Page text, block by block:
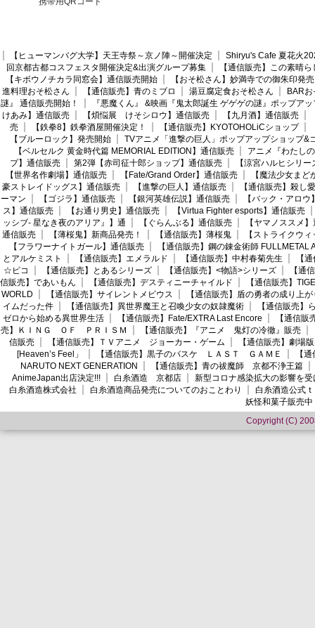
【ヒューマンバグ大学】天王寺祭～京ノ陣～開催決定
Shiryu's Cafe 夏花火
回京都古都コスフェスタ開催決定&出演グループ募集
【通信販売】この素晴
【キボウノチカラ同窓会】通信販売開始
【おそ松さん】妙満寺での御朱印発売
進料理おそ松さん
【通信販売】青のミブロ 湯豆腐定食おそ松さん
BAR
謎』 通信販売開始！
『悪魔くん』 &映画『鬼太郎誕生 ゲゲゲの謎』ポップア
けあみ】通信販売
【煩悩展 けそシロウ】通信販売 【九月酒】通信販売
売
【鉄拳8】鉄拳酒屋開催決定！ 【通信販売】KYOTOHOLiCショップ
【ブルーロック】発売開始
TVアニメ「進撃の巨人」ポップアップショップ&
【ベルセルク 黄金時代篇 MEMORIAL EDITION】通信販売
アニメ『わたし
プ】通信販売
第2弾【赤司征十郎ショップ】通信販売
【涼宮ハルヒシリ
【世界名作劇場】通信販売
【Fate/Grand Order】通信販売
【魔法少女ま
豪ストレイドッグス】通信販売
【進撃の巨人】通信販売
【通信販売】殺し愛
ーマン
【ゴジラ】通信販売 【銀河英雄伝説】通信販売
【バック・アロウ
ス】通信販売
【お通り男史】通信販売
【Virtua Fighter esports】通信販売
ッシブ- 星なき夜のアリア』】通
【ぐらんぶる】通信販売
【ヤマノススメ
通信販売
【薄桜鬼】新商品発売！ 【通信販売】薄桜鬼
【ストライクウ
【フラワーナイトガール】通信販売
【通信販売】鋼の錬金術師 FULLMETAL
とアルケミスト
【通信販売】エメラルド 【通信販売】中村春菊先生
【
☆ピコ
【通信販売】とあるシリーズ 【通信販売】<物語>シリーズ
【通
信販売】であいもん
【通信販売】デスティニーチャイルド
【通信販売】
WORLD
【通信販売】サイレントメビウス
【通信販売】盾の勇者の成り上が
イムだった件
【通信販売】異世界魔王と召喚少女の奴隷魔術
【通信販売】
ゼロから始める異世界生活
【通信販売】Fate/EXTRA Last Encore
【通信
売】ＫＩＮＧ ＯＦ ＰＲＩＳＭ
【通信販売】『アニメ 鬼灯の冷徹』販売
信販売
【通信販売】ＴＶアニメ ジョーカー・ゲーム
【通信販売】劇場
[Heaven’s Feel」
【通信販売】黒子のバスケ ＬＡＳＴ ＧＡＭＥ
【
NARUTO NEXT GENERATION
【通信販売】青の祓魔師 京都不浄王篇
AnimeJapan出店決定!!!
白糸酒造 京都店
新型コロナ感染拡大の影響を
白糸酒造株式会社
白糸酒造商品発売についてのおことわり
白糸酒造公式
妖怪和菓子販売中
Copyright (C)